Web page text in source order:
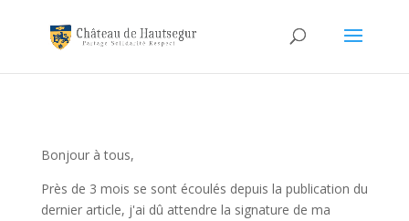
Bonjour à tous,
Près de 3 mois se sont écoulés depuis la publication du
dernier article, j'ai dû attendre la signature de ma